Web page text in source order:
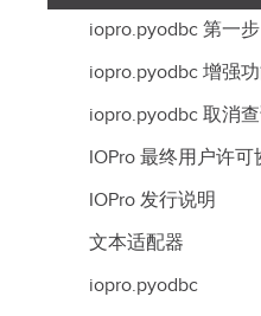
iopro.pyodbc 第一步
iopro.pyodbc 增强
iopro.pyodbc 取消
IOPro 最终用户许可
IOPro 发行说明
文本适配器
iopro.pyodbc